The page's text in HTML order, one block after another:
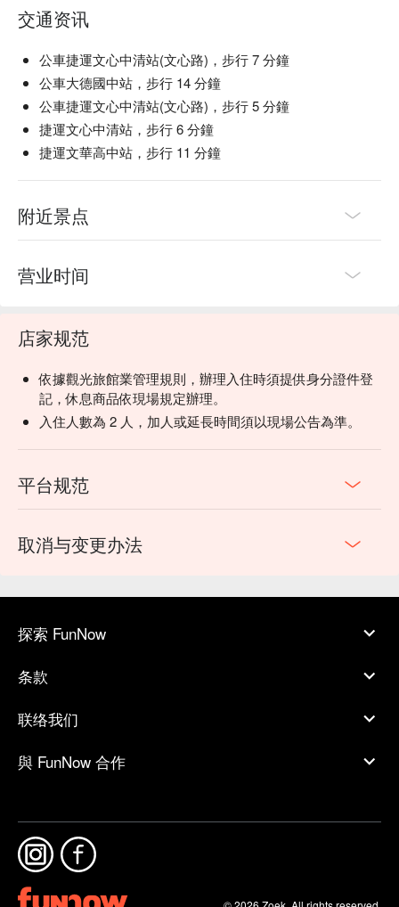
交通资讯
公車捷運文心中清站(文心路)，步行 7 分鐘
公車大德國中站，步行 14 分鐘
公車捷運文心中清站(文心路)，步行 5 分鐘
捷運文心中清站，步行 6 分鐘
捷運文華高中站，步行 11 分鐘
附近景点
营业时间
店家规范
依據觀光旅館業管理規則，辦理入住時須提供身分證件登
記，休息商品依現場規定辦理。
入住人數為 2 人，加人或延長時間須以現場公告為準。
平台规范
取消与变更办法
探索 FunNow
条款
联络我们
與 FunNow 合作